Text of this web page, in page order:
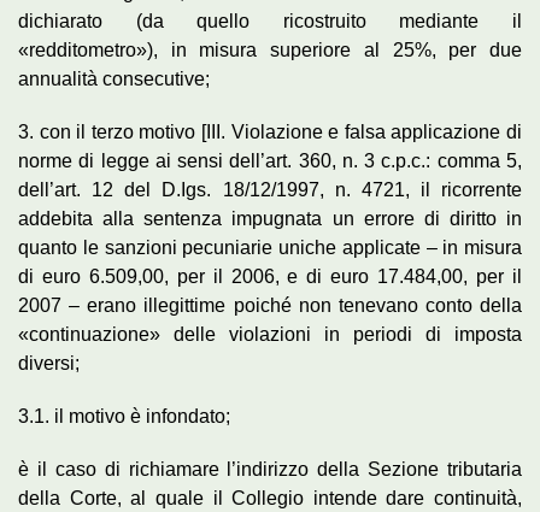
dichiarato (da quello ricostruito mediante il
«redditometro»), in misura superiore al 25%, per due
annualità consecutive;
3. con il terzo motivo [III. Violazione e falsa applicazione di
norme di legge ai sensi dell’art. 360, n. 3 c.p.c.: comma 5,
dell’art. 12 del D.Igs. 18/12/1997, n. 4721, il ricorrente
addebita alla sentenza impugnata un errore di diritto in
quanto le sanzioni pecuniarie uniche applicate – in misura
di euro 6.509,00, per il 2006, e di euro 17.484,00, per il
2007 – erano illegittime poiché non tenevano conto della
«continuazione» delle violazioni in periodi di imposta
diversi;
3.1. il motivo è infondato;
è il caso di richiamare l’indirizzo della Sezione tributaria
della Corte, al quale il Collegio intende dare continuità,